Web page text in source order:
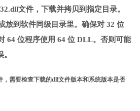
文件，下载并拷贝到指定目录。
放到软件同级目录里。确保对 32 位
64 位程序使用 64 位 DLL。否则可能
，需要检查下载的dll文件版本和系统版本是否